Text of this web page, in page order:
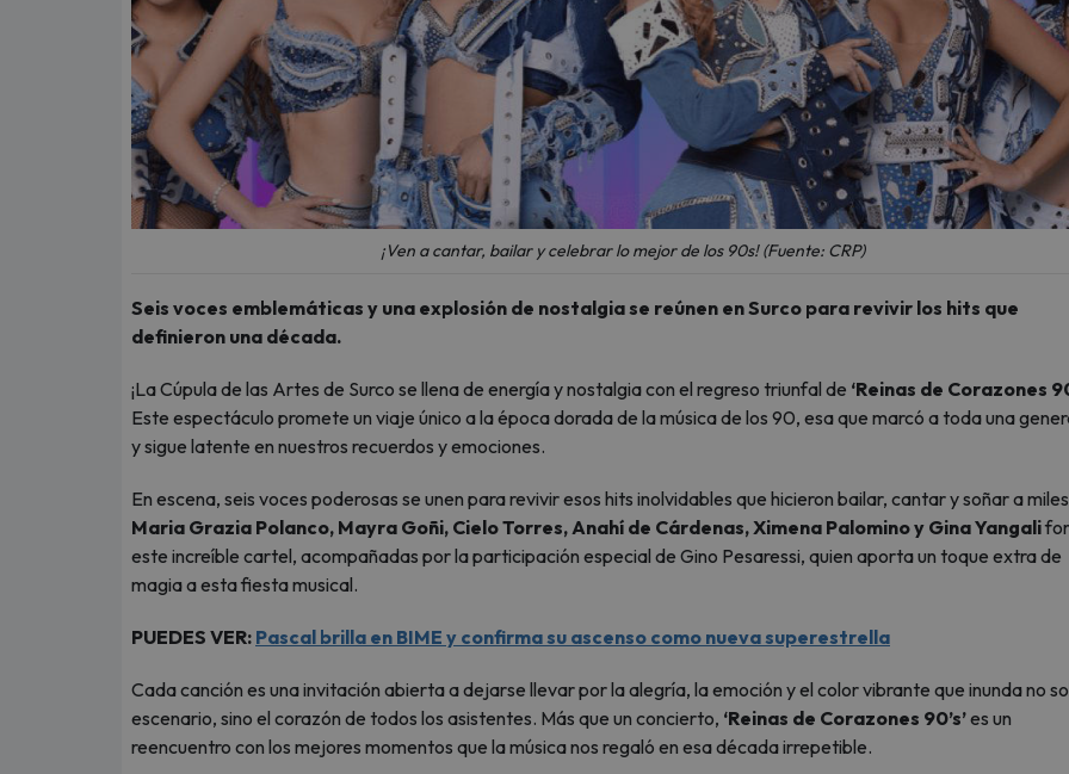
¡Ven a cantar, bailar y celebrar lo mejor de los 90s! (Fuente: CRP)
Seis voces emblemáticas y una explosión de nostalgia se reúnen en Surco para revivir los hits que
definieron una década.
¡La Cúpula de las Artes de Surco se llena de energía y nostalgia con el regreso triunfal de ‘Reinas de Corazones
Este espectáculo promete un viaje único a la época dorada de la música de los 90, esa que marcó a toda una
y sigue latente en nuestros recuerdos y emociones.
En escena, seis voces poderosas se unen para revivir esos hits inolvidables que hicieron bailar, cantar y soñar a
Maria Grazia Polanco, Mayra Goñi, Cielo Torres, Anahí de Cárdenas, Ximena Palomino y Gina Yangali
este increíble cartel, acompañadas por la participación especial de Gino Pesaressi, quien aporta un toque extra de
magia a esta fiesta musical.
PUEDES VER: Pascal brilla en BIME y confirma su ascenso como nueva superestrella
Cada canción es una invitación abierta a dejarse llevar por la alegría, la emoción y el color vibrante que inunda no
escenario, sino el corazón de todos los asistentes. Más que un concierto, ‘Reinas de Corazones 90’s’es un
reencuentro con los mejores momentos que la música nos regaló en esa década irrepetible.